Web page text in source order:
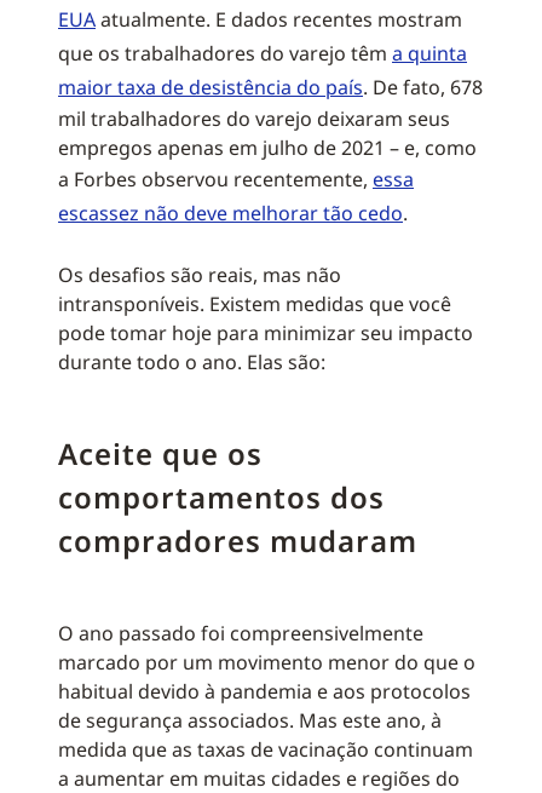
EUAatualmente. E dados recentes mostram
que os trabalhadores do varejo têm a quinta
maior taxa de desistência do país. De fato, 678
mil trabalhadores do varejo deixaram seus
empregos apenas em julho de 2021 – e, como
a Forbes observou recentemente, essa
escassez não deve melhorar tão cedo.
Os desafios são reais, mas não
intransponíveis. Existem medidas que você
pode tomar hoje para minimizar seu impacto
durante todo o ano. Elas são:
Aceite que os
comportamentos dos
compradores mudaram
O ano passado foi compreensivelmente
marcado por um movimento menor do que o
habitual devido à pandemia e aos protocolos
de segurança associados. Mas este ano, à
medida que as taxas de vacinação continuam
a aumentar em muitas cidades e regiões do